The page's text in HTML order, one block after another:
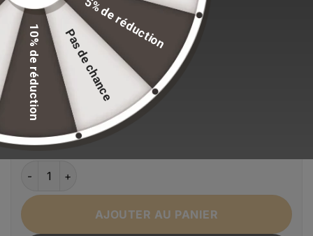
Stock volontairement limité pour maintenir nos
standards de qualité.
Couleur
Bleu Noir
Ships From
AJOUTER AU PANIER
Alternative:
5% de réduction
Pas de chance
10% de réduction